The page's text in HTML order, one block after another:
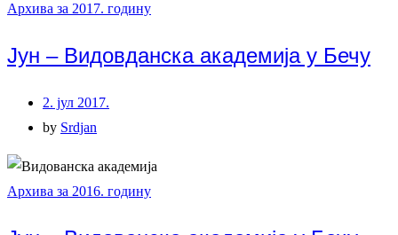
Архива за 2017. годину
Јун – Видовданска академија у Бечу
2. јул 2017.
by Srdjan
Архива за 2016. годину